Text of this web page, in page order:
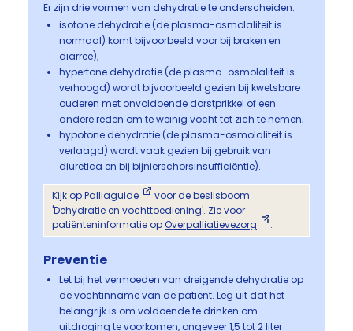
Er zijn drie vormen van dehydratie te onderscheiden:
isotone dehydratie (de plasma-osmolaliteit is
normaal) komt bijvoorbeeld voor bij braken en
diarree);
hypertone dehydratie (de plasma-osmolaliteit is
verhoogd) wordt bijvoorbeeld gezien bij kwetsbare
ouderen met onvoldoende dorstprikkel of een
andere reden om te weinig vocht tot zich te nemen;
hypotone dehydratie (de plasma-osmolaliteit is
verlaagd) wordt vaak gezien bij gebruik van
diuretica en bij bijnierschorsinsufficiëntie).
Kijk opPalliaguide
voor de beslisboom
'Dehydratie en vochttoediening'. Zie voor
patiënteninformatie opOverpalliatievezorg .
Preventie
Let bij het vermoeden van dreigende dehydratie op
de vochtinname van de patiënt. Leg uit dat het
belangrijk is om voldoende te drinken om
uitdroging te voorkomen, ongeveer 1,5 tot 2 liter